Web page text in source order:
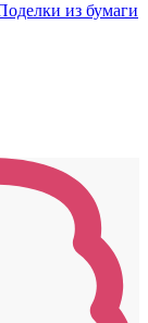
из бумаги